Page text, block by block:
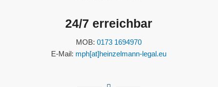
24/7 erreichbar
MOB:0173 1694970
E-Mail: mph[at]heinzelmann-legal.eu